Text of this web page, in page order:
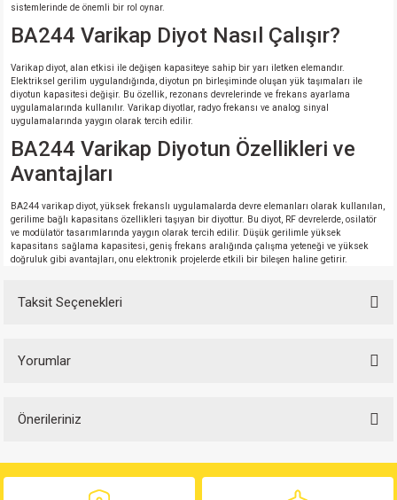
sistemlerinde de önemli bir rol oynar.
BA244 Varikap Diyot Nasıl Çalışır?
Varikap diyot, alan etkisi ile değişen kapasiteye sahip bir yarı iletken elemandır.
Elektriksel gerilim uygulandığında, diyotun pn birleşiminde oluşan yük taşımaları ile
diyotun kapasitesi değişir. Bu özellik, rezonans devrelerinde ve frekans ayarlama
uygulamalarında kullanılır. Varikap diyotlar, radyo frekansı ve analog sinyal
uygulamalarında yaygın olarak tercih edilir.
BA244 Varikap Diyotun Özellikleri ve
Avantajları
BA244 varikap diyot, yüksek frekanslı uygulamalarda devre elemanları olarak kullanılan,
gerilime bağlı kapasitans özellikleri taşıyan bir diyottur. Bu diyot, RF devrelerde, osilatör
ve modülatör tasarımlarında yaygın olarak tercih edilir. Düşük gerilimle yüksek
kapasitans sağlama kapasitesi, geniş frekans aralığında çalışma yeteneği ve yüksek
doğruluk gibi avantajları, onu elektronik projelerde etkili bir bileşen haline getirir.
Taksit Seçenekleri
Yorumlar
Yorum Yaz
Önerileriniz
yetersiz gördüğünüz noktaları öneri formunu kullanarak tarafımıza